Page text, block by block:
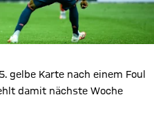
gelbe Karte nach einem Foul
damit nächste Woche